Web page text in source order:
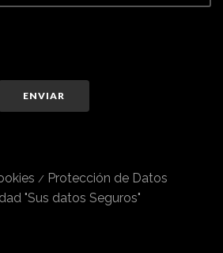
ENVIAR
Protección de Datos
"Sus datos Seguros"